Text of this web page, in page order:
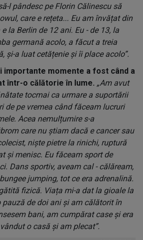
l pândesc pe Florin Călinescu să
care e rețeta... Eu am învățat din
la Berlin de 12 ani. Eu - de 13, la
germană acolo, a făcut a treia
și-a luat cetățenie și îi place acolo”.
importante momente a fost când a
într-o călătorie în lume. „Am avut
tocmai ca urmare a suportării
de pe vremea când făceam lucruri
Acea nemulțumire s-a
care nu știam dacă e cancer sau
niște pietre la rinichi, ruptură
și menisc. Eu făceam sport de
Dans sportiv, aveam cal - călăream,
jumping, tot ce era adrenalină.
fizică. Viața mi-a dat la gioale la
de doi ani și am călătorit în
bani, am cumpărat case și era
o casă și am plecat”.